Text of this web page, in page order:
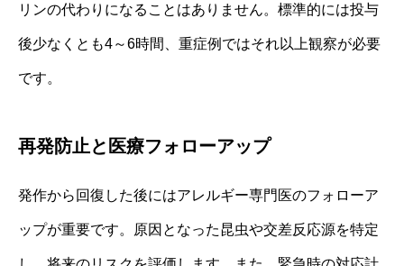
リンの代わりになることはありません。標準的には投与
後少なくとも4～6時間、重症例ではそれ以上観察が必要
です。
再発防止と医療フォローアップ
発作から回復した後にはアレルギー専門医のフォローア
ップが重要です。原因となった昆虫や交差反応源を特定